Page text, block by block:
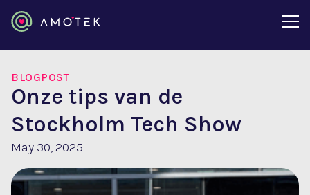
BLOGPOST
Onze tips van de
Stockholm Tech Show
May 30, 2025